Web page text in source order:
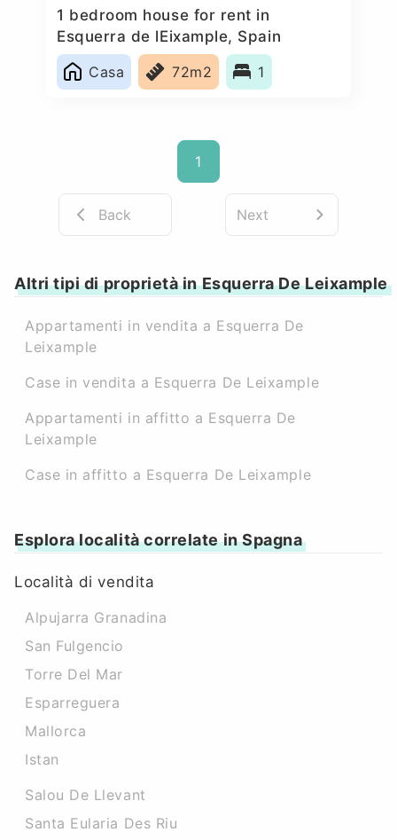
1 bedroom house for rent in
Esquerra de lEixample, Spain
Casa
72m2 1
1
Back Next
Altri tipi di proprietà in Esquerra De Leixample
Appartamenti in vendita a Esquerra De
Leixample
Case in vendita a Esquerra De Leixample
Appartamenti in affitto a Esquerra De
Leixample
Case in affitto a Esquerra De Leixample
Esplora località correlate in Spagna
Località di vendita
Alpujarra Granadina
San Fulgencio
Torre Del Mar
Esparreguera
Mallorca
Istan
Salou De Llevant
Santa Eularia Des Riu